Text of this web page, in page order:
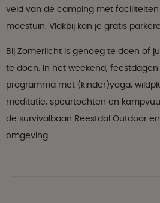
veld van de camping met
moestuin. Vlakbij kan je gratis
Bij Zomerlicht is genoeg te doen of
te doen. In het weekend,
programma met (kinder)yoga,
meditatie, speurtochten en
de survivalbaan Reestdal Outdoor
omgeving.